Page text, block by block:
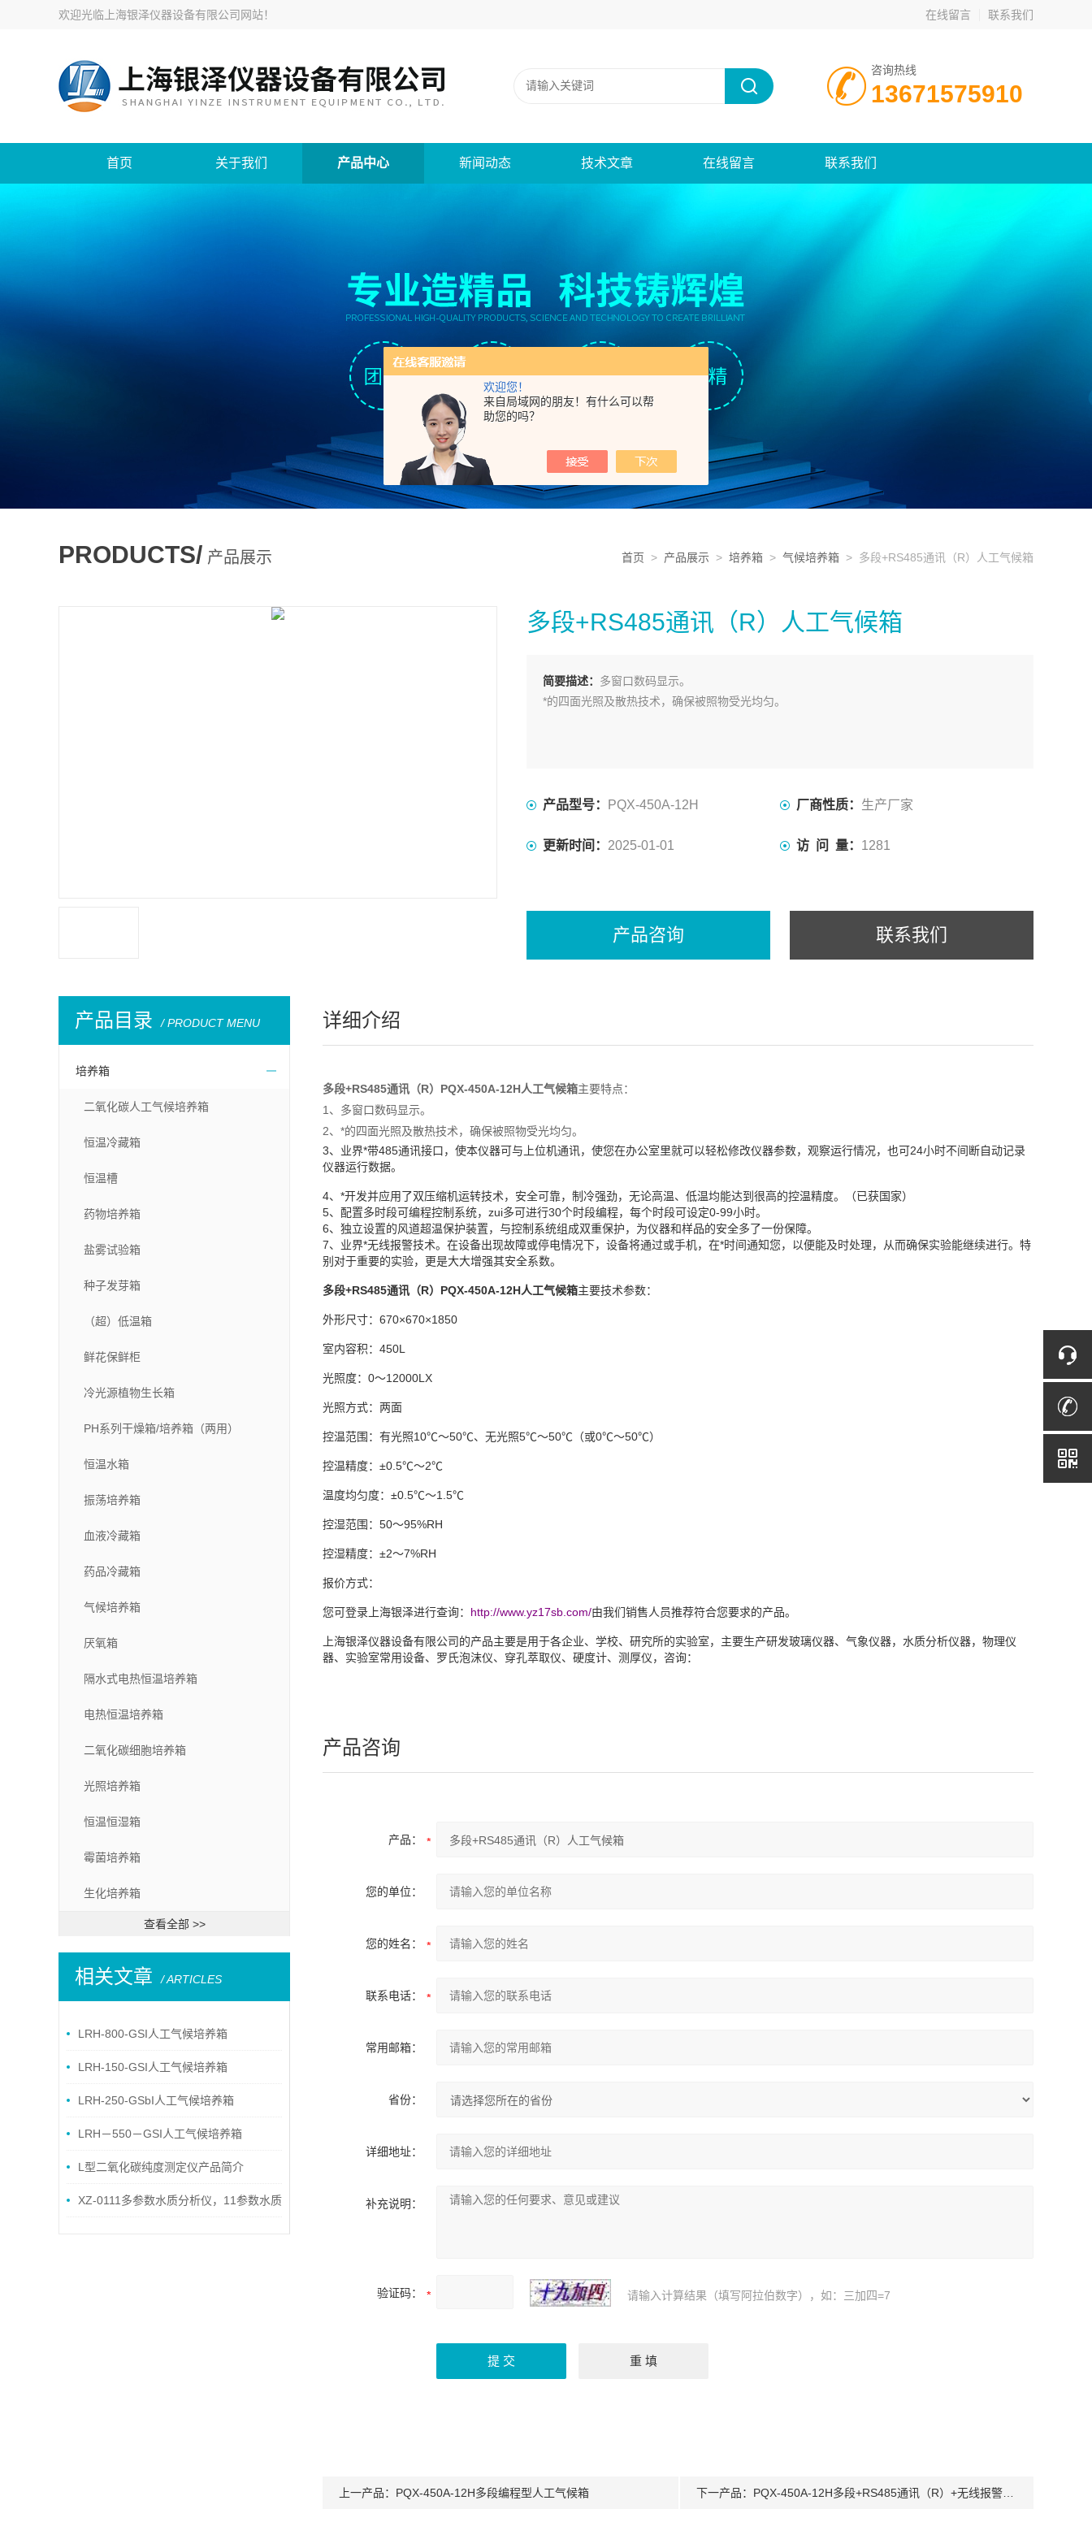
欢迎您！
来自局域网的朋友！有什么可以帮
助您的吗？
欢迎光临 上海银泽仪器设备有限公司网站！ 在线留言 联系我们
咨询热线
13671575910
首页 关于我们 产品中心 新闻动态 技术文章 在线留言 联系我们
PRODUCTS/ 产品展示 首页 > 产品展示 > 培养箱 > 气候培养箱 > 多段+RS485通讯（R）人工气候箱
多段+RS485通讯（R）人工气候箱
简要描述： 多窗口数码显示。
*的四面光照及散热技术，确保被照物受光均匀。
产品型号： PQX-450A-12H 厂商性质： 生产厂家
更新时间： 2025-01-01 访 问 量： 1281
产品咨询 联系我们
产品目录 / PRODUCT MENU
培养箱
二氧化碳人工气候培养箱
恒温冷藏箱
恒温槽
药物培养箱
盐雾试验箱
种子发芽箱
（超）低温箱
鲜花保鲜柜
冷光源植物生长箱
PH系列干燥箱/培养箱（两用）
恒温水箱
振荡培养箱
血液冷藏箱
药品冷藏箱
气候培养箱
厌氧箱
隔水式电热恒温培养箱
电热恒温培养箱
二氧化碳细胞培养箱
光照培养箱
恒温恒湿箱
霉菌培养箱
生化培养箱
查看全部 >>
相关文章 / ARTICLES
LRH-800-GSI人工气候培养箱
LRH-150-GSI人工气候培养箱
LRH-250-GSbI人工气候培养箱
LRH－550－GSI人工气候培养箱
L型二氧化碳纯度测定仪产品简介
XZ-0111多参数水质分析仪，11参数水质
详细介绍
多段+RS485通讯（R）PQX-450A-12H人工气候箱主要特点：
1、多窗口数码显示。
2、*的四面光照及散热技术，确保被照物受光均匀。
3、业界*带485通讯接口，使本仪器可与上位机通讯，使您在办公室里就可以轻松修改仪器参数，观察运行情况，也可24小时不间断自动记录
仪器运行数据。
4、*开发并应用了双压缩机运转技术，安全可靠，制冷强劲，无论高温、低温均能达到很高的控温精度。（已获国家）
5、配置多时段可编程控制系统，zui多可进行30个时段编程，每个时段可设定0-99小时。
6、独立设置的风道超温保护装置，与控制系统组成双重保护，为仪器和样品的安全多了一份保障。
7、业界*无线报警技术。在设备出现故障或停电情况下，设备将通过或手机，在*时间通知您，以便能及时处理，从而确保实验能继续进行。特
别对于重要的实验，更是大大增强其安全系数。
多段+RS485通讯（R）PQX-450A-12H人工气候箱主要技术参数：
外形尺寸： 670×670×1850
室内容积： 450L
光照度： 0～12000LX
光照方式：两面
控温范围：有光照10℃～50℃、无光照5℃～50℃（或0℃～50℃）
控温精度： ±0.5℃～2℃
温度均匀度： ±0.5℃～1.5℃
控湿范围： 50～95%RH
控湿精度： ±2～7%RH
报价方式：
您可登录上海银泽进行查询： http://www.yz17sb.com/由我们销售人员推荐符合您要求的产品。
上海银泽仪器设备有限公司的产品主要是用于各企业、学校、研究所的实验室，主要生产研发玻璃仪器、气象仪器，水质分析仪器，物理仪
器、实验室常用设备、罗氏泡沫仪、穿孔萃取仪、硬度计、测厚仪，咨询：
产品咨询
产品：
您的单位：
您的姓名：
联系电话：
常用邮箱：
省份：
详细地址：
补充说明：
验证码： 请输入计算结果（填写阿拉伯数字），如：三加四=7
上一产品： PQX-450A-12H多段编程型人工气候箱 下一产品： PQX-450A-12H多段+RS485通讯（R）+无线报警人工气候箱